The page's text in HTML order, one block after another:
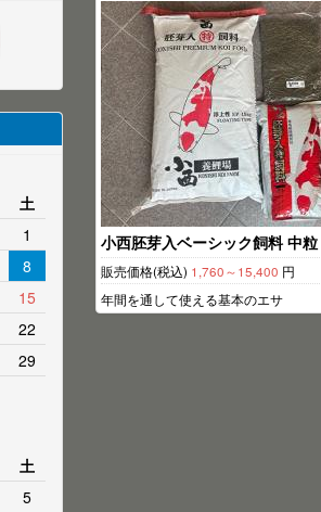
小西胚芽入ベーシック飼料 中粒
販売価格(税込) 1,760～15,400 円
年間を通して使える基本のエサ
土
1
8
15
22
29
土
5